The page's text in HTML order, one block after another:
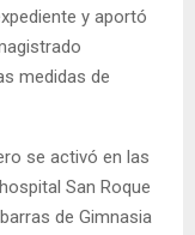
y aportó
medidas de
se activó en las
San Roque
de Gimnasia